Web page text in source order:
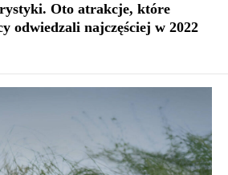
Oto atrakcje, które
odwiedzali najczęściej w 2022